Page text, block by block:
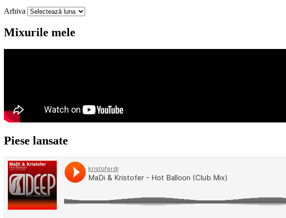
Arhiva
Mixurile mele
Piese lansate